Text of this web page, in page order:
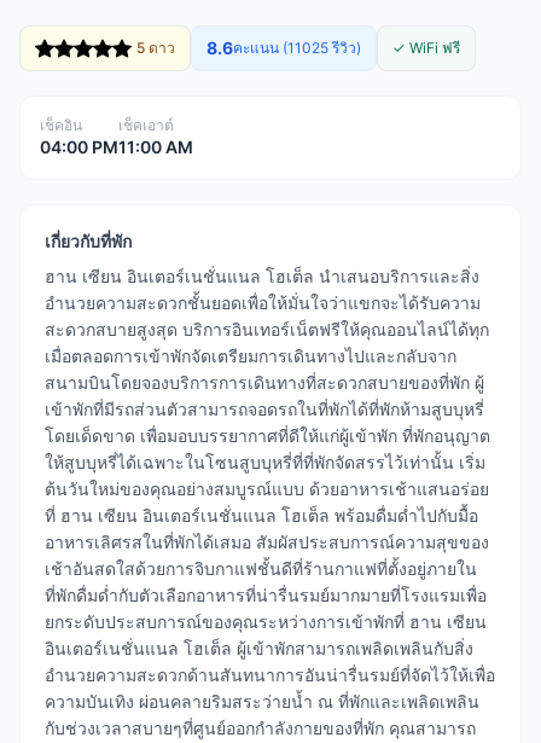
5 ดาว 8.6คะแนน (11025 รีวิว) ✓ WiFi ฟรี
เช็คอิน
04:00 PM
เช็คเอาต์
11:00 AM
เกี่ยวกับที่พัก
ฮาน เซียน อินเตอร์เนชั่นแนล โฮเต็ล นำเสนอบริการและสิ่ง
อำนวยความสะดวกชั้นยอดเพื่อให้มั่นใจว่าแขกจะได้รับความ
สะดวกสบายสูงสุด บริการอินเทอร์เน็ตฟรีให้คุณออนไลน์ได้ทุก
เมื่อตลอดการเข้าพักจัดเตรียมการเดินทางไปและกลับจาก
สนามบินโดยจองบริการการเดินทางที่สะดวกสบายของที่พัก ผู้
เข้าพักที่มีรถส่วนตัวสามารถจอดรถในที่พักได้ที่พักห้ามสูบบุหรี่
โดยเด็ดขาด เพื่อมอบบรรยากาศที่ดีให้แก่ผู้เข้าพัก ที่พักอนุญาต
ให้สูบบุหรี่ได้เฉพาะในโซนสูบบุหรี่ที่ที่พักจัดสรรไว้เท่านั้น เริ่ม
ต้นวันใหม่ของคุณอย่างสมบูรณ์แบบ ด้วยอาหารเช้าแสนอร่อย
ที่ ฮาน เซียน อินเตอร์เนชั่นแนล โฮเต็ล พร้อมดื่มด่ำไปกับมื้อ
อาหารเลิศรสในที่พักได้เสมอ สัมผัสประสบการณ์ความสุขของ
เช้าอันสดใสด้วยการจิบกาแฟชั้นดีที่ร้านกาแฟที่ตั้งอยู่ภายใน
ที่พักดื่มด่ำกับตัวเลือกอาหารที่น่ารื่นรมย์มากมายที่โรงแรมเพื่อ
ยกระดับประสบการณ์ของคุณระหว่างการเข้าพักที่ ฮาน เซียน
อินเตอร์เนชั่นแนล โฮเต็ล ผู้เข้าพักสามารถเพลิดเพลินกับสิ่ง
อำนวยความสะดวกด้านสันทนาการอันน่ารื่นรมย์ที่จัดไว้ให้เพื่อ
ความบันเทิง ผ่อนคลายริมสระว่ายน้ำ ณ ที่พักและเพลิดเพลิน
กับช่วงเวลาสบายๆที่ศูนย์ออกกำลังกายของที่พัก คุณสามารถ